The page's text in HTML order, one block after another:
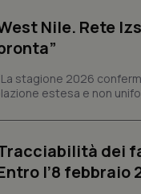
Nile. Rete
stagione 2026
estesa e non
dei
l’8 febbraio
tracking-sites-
tracking-enable
_ga